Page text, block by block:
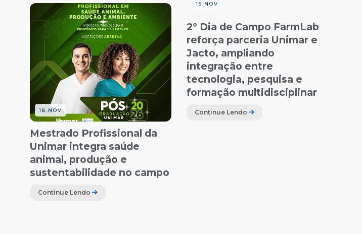
18.NOV
Mestrado Profissional da
Unimar integra saúde
animal, produção e
sustentabilidade no campo
Continue Lendo
15.NOV
2º Dia de Campo FarmLab
reforça parceria Unimar e
Jacto, ampliando
integração entre
tecnologia, pesquisa e
formação multidisciplinar
Continue Lendo